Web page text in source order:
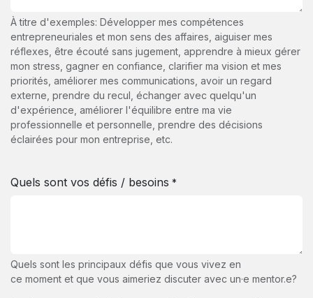
À titre d'exemples: Développer mes compétences
entrepreneuriales et mon sens des affaires, aiguiser mes
réflexes, être écouté sans jugement, apprendre à mieux gérer
mon stress, gagner en confiance, clarifier ma vision et mes
priorités, améliorer mes communications, avoir un regard
externe, prendre du recul, échanger avec quelqu'un
d'expérience, améliorer l'équilibre entre ma vie
professionnelle et personnelle, prendre des décisions
éclairées pour mon entreprise, etc.
Quels sont vos défis / besoins *
Quels sont les principaux défis que vous vivez en
ce moment et que vous aimeriez discuter avec un·e mentor.e?